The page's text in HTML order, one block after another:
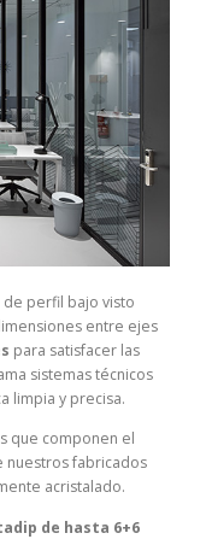
perfil bajo visto
entre ejes
para satisfacer las
sistemas técnicos
limpia y precisa.
que componen el
nuestros fabricados
acristalado.
de hasta 6+6